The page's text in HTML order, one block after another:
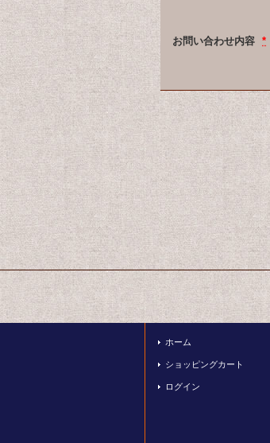
お問い合わせ内容 *
ホーム
ショッピングカート
ログイン